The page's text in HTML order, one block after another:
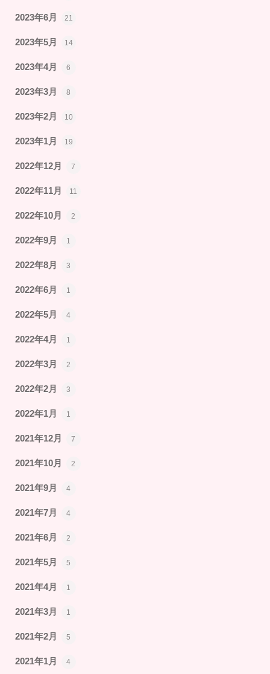
2023年6月 21
2023年5月 14
2023年4月 6
2023年3月 8
2023年2月 10
2023年1月 19
2022年12月 7
2022年11月 11
2022年10月 2
2022年9月 1
2022年8月 3
2022年6月 1
2022年5月 4
2022年4月 1
2022年3月 2
2022年2月 3
2022年1月 1
2021年12月 7
2021年10月 2
2021年9月 4
2021年7月 4
2021年6月 2
2021年5月 5
2021年4月 1
2021年3月 1
2021年2月 5
2021年1月 4